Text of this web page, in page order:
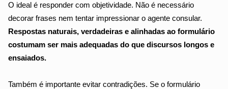
O ideal é responder com objetividade. Não é necessário
Respostas naturais, verdadeiras e alinhadas ao formulário
costumam ser mais adequadas do que discursos longos e
ensaiados.
Também é importante evitar contradições. Se o formulário